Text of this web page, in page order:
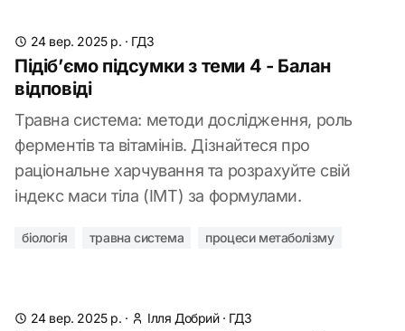
24 вер. 2025 р. · ГДЗ
Підіб’ємо підсумки з теми 4 - Балан
відповіді
Травна система: методи дослідження, роль
ферментів та вітамінів. Дізнайтеся про
раціональне харчування та розрахуйте свій
індекс маси тіла (ІМТ) за формулами.
біологія травна система процеси метаболізму
24 вер. 2025 р. · Ілля Добрий· ГДЗ